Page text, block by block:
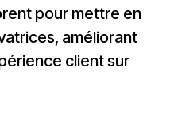
pour mettre en
améliorant
client sur